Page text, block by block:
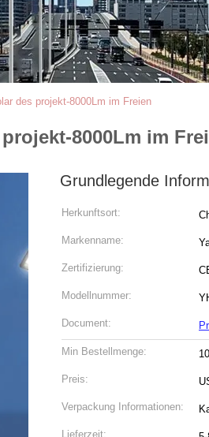
des projekt-8000Lm im Freien
8000Lm im
Grundlegende
Herkunftsort:
Markenname:
Zertifizierung:
Modellnummer:
Document:
Min Bestellmenge:
Preis:
Verpackung Informationen:
Lieferzeit: